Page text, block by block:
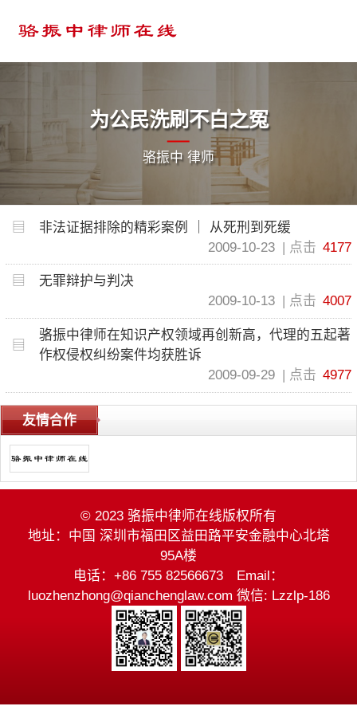
为公民洗刷不白之冤
骆振中 律师
非法证据排除的精彩案例 ｜ 从死刑到死缓
2009-10-23
点击 4177
无罪辩护与判决
2009-10-13
点击 4007
骆振中律师在知识产权领域再创新高，代理的五起著
作权侵权纠纷案件均获胜诉
2009-09-29
点击 4977
友情合作
© 2023 骆振中律师在线版权所有
地址：中国 深圳市福田区益田路平安金融中心北塔
95A楼
电话：+86 755 82566673 Email：
luozhenzhong@qianchenglaw.com 微信: Lzzlp-186